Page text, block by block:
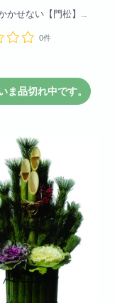
かせない【門松】
の販売とさせて頂き
0件
ま品切れ中です。